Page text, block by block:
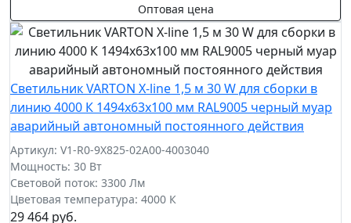
Оптовая цена
Cветильник VARTON X-line 1,5 м 30 W для сборки в
линию 4000 К 1494x63x100 мм RAL9005 черный муар
аварийный автономный постоянного действия
Артикул: V1-R0-9X825-02A00-4003040
Мощность: 30 Вт
Световой поток: 3300 Лм
Цветовая температура: 4000 К
29 464 руб.